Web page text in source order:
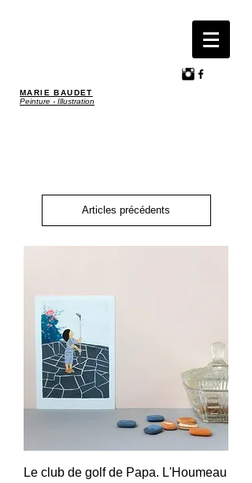
MARIE BAUDET
Peinture - Illustration
Articles précédents
Le club de golf de Papa. L'Houmeau